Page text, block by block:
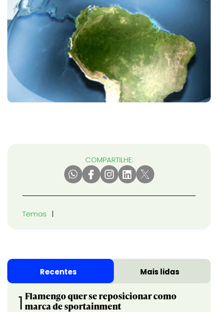
COMPARTILHE:
Temas
Recentes Mais lidas
1 Flamengo quer se reposicionar como
marca de sportainment